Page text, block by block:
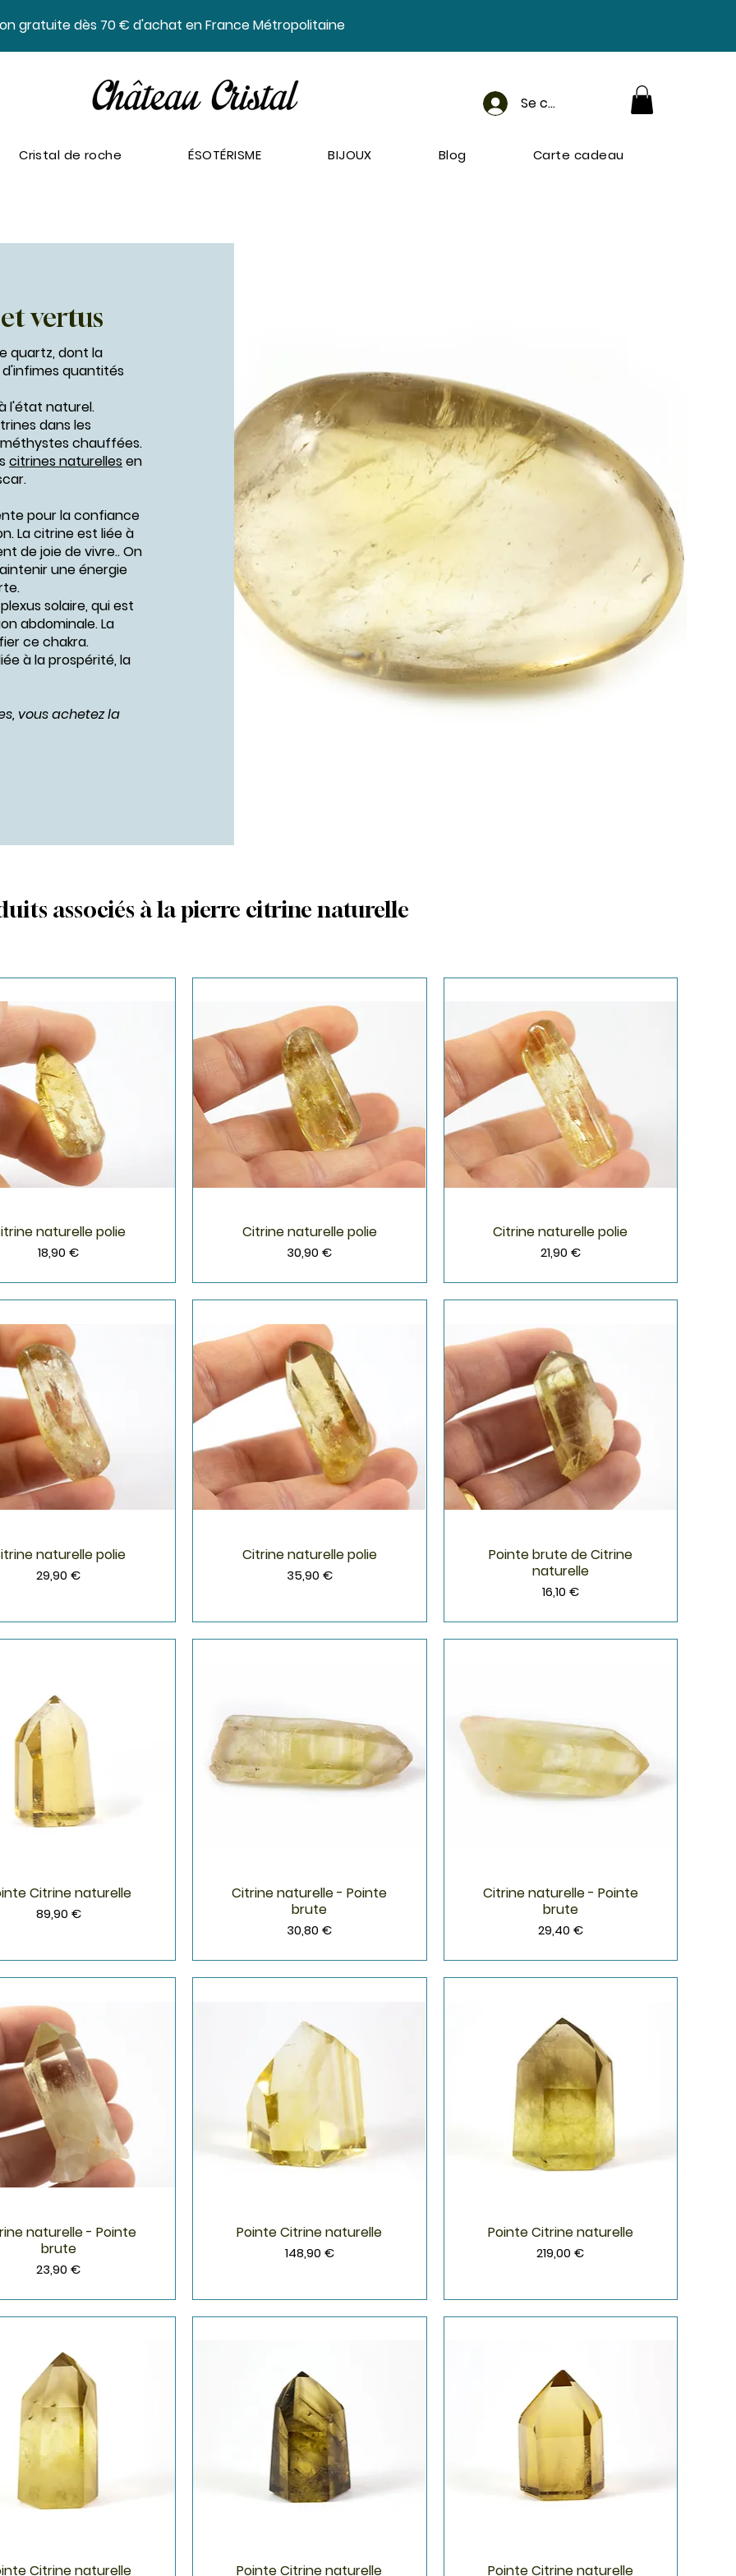
gratuite dès 70 € d'achat en France Métropolitaine
Se connecter
Cristal de roche ÉSOTÉRISME BIJOUX Blog Carte cadeau
vertus
quartz, dont la
quantités
l'état naturel.
dans les
chauffées.
citrines naturelles en
pour la confiance
La citrine est liée à
de joie de vivre.. On
une énergie
solaire, qui est
abdominale. La
ce chakra.
à la prospérité, la
vous achetez la
associés à la pierre citrine naturelle
Aperçu rapide
naturelle polie
Prix
18,90 €
Aperçu rapide
Citrine naturelle polie
Prix
30,90 €
Aperçu rapide
Citrine naturelle polie
Prix
21,90 €
Aperçu rapide
naturelle polie
Prix
29,90 €
Aperçu rapide
Citrine naturelle polie
Prix
35,90 €
Aperçu rapide
Pointe brute de Citrine
naturelle
Prix
16,10 €
Aperçu rapide
Citrine naturelle
Prix
89,90 €
Aperçu rapide
Citrine naturelle - Pointe
brute
Prix
30,80 €
Aperçu rapide
Citrine naturelle - Pointe
brute
Prix
29,40 €
Aperçu rapide
naturelle - Pointe
brute
Prix
23,90 €
Aperçu rapide
Pointe Citrine naturelle
Prix
148,90 €
Aperçu rapide
Pointe Citrine naturelle
Prix
219,00 €
Aperçu rapide
Citrine naturelle Aperçu rapide
Pointe Citrine naturelle Aperçu rapide
Pointe Citrine naturelle